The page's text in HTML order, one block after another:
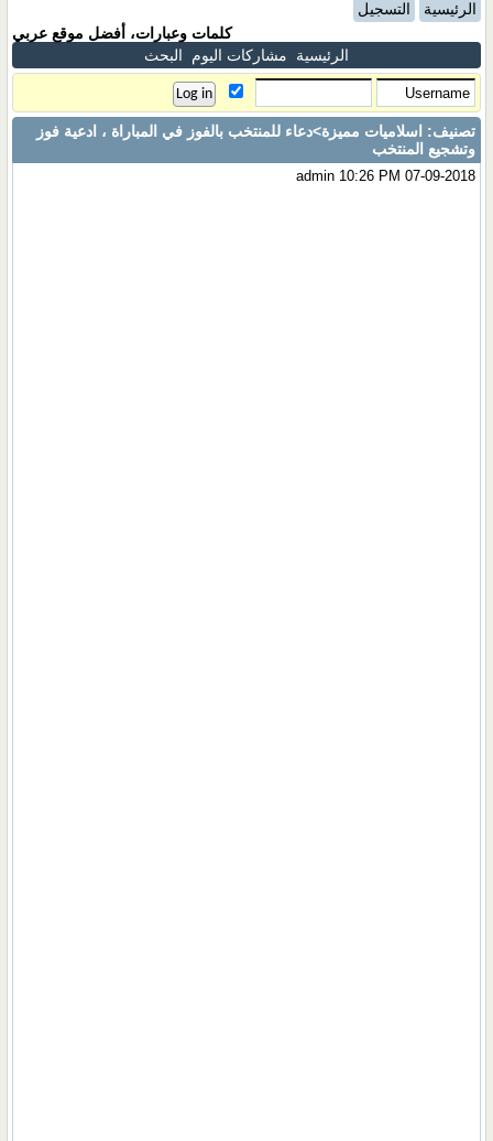
الرئيسية
التسجيل
كلمات وعبارات، أفضل موقع عربي
الرئيسية
مشاركات اليوم البحث
تصنيف: اسلاميات مميزة>دعاء للمنتخب بالفوز في المباراة ، ادعية فوز
وتشجيع المنتخب
admin10:26 PM 07-09-2018